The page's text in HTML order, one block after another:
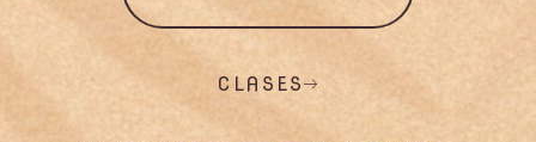
CLASES